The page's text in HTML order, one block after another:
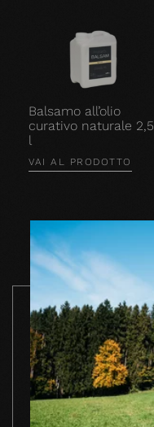
Balsamo all’olio
curativo naturale 2,5
l
VAI AL PRODOTTO